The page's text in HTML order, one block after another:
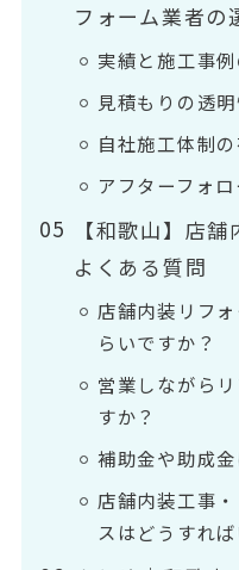
フォーム業者の
実績と施工事
見積もりの透
自社施工体制
アフターフォ
【和歌山】店
よくある質問
店舗内装リフ
らいですか？
営業しながら
すか？
補助金や助成
店舗内装工事
スはどうすれ